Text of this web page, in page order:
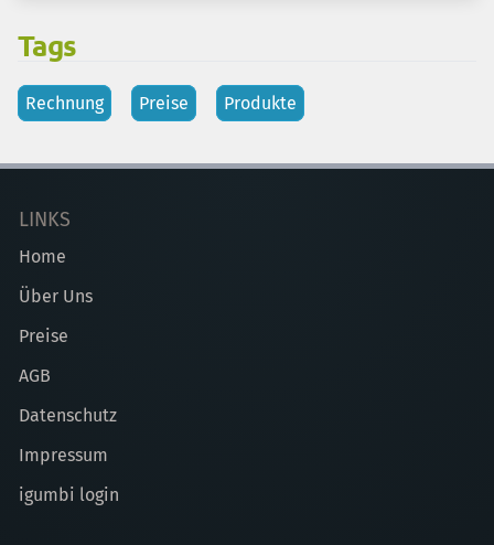
Tags
Rechnung Preise Produkte
LINKS
Home
Über Uns
Preise
AGB
Datenschutz
Impressum
igumbi login